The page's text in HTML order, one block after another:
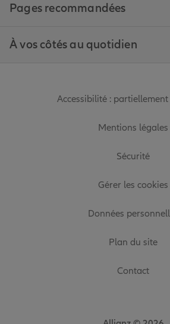
Pages recommandées
À vos côtés au quotidien
Accessibilité :
Mentions légales
Sécurité
Gérer les cookies
Données
Plan du site
Contact